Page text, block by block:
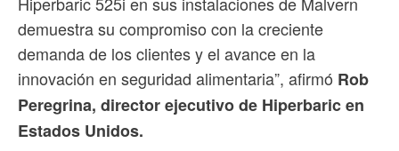
demuestra su compromiso con la creciente
demanda de los clientes y el avance en la
innovación en seguridad alimentaria”, afirmó Rob
Peregrina, director ejecutivo de Hiperbaric en
Estados Unidos.